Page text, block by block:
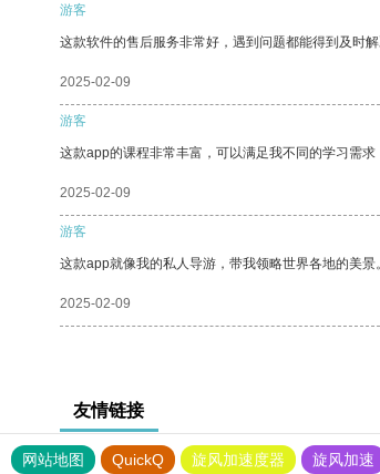
游客
这款软件的售后服务非常好，遇到问题都能得到及时解
2025-02-09
游客
这款app的课程非常丰富，可以满足我不同的学习需求
2025-02-09
游客
这款app就像我的私人导游，带我领略世界各地的美景。
2025-02-09
友情链接
网站地图 QuickQ 旋风加速度器 旋风加速